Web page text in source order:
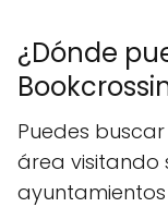
¿Dónde
Puedes
área visitando